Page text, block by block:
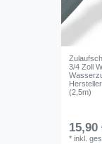
3/4 Zoll
(2,5m)
15,90
*inkl.